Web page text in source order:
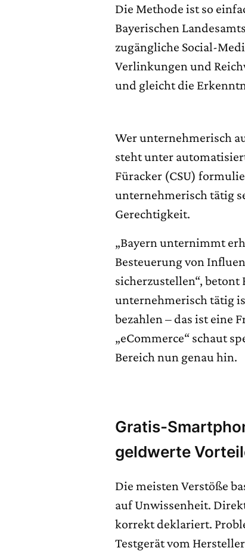
Die Methode ist so
Bayerischen
zugängliche Social-
Verlinkungen und
und gleicht die
Wer unternehmerisch
steht unter
Füracker (CSU)
unternehmerisch tätig
Gerechtigkeit.
„Bayern unternimmt
Besteuerung von
sicherzustellen“, betont
unternehmerisch tätig
bezahlen – das ist eine
„eCommerce“ schaut
Bereich nun genau hin.
Gratis-
geldwerte
Die meisten Verstöße
auf Unwissenheit.
korrekt deklariert.
Testgerät vom